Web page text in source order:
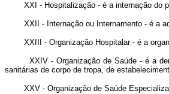
XXI - Hospitalização - é a internação do
XXII - Internação ou Internamento - é a
XXIII - Organização Hospitalar - é a
XXIV - Organização de Saúde - é a
sanitárias de corpo de tropa, de
XXV - Organização de Saúde